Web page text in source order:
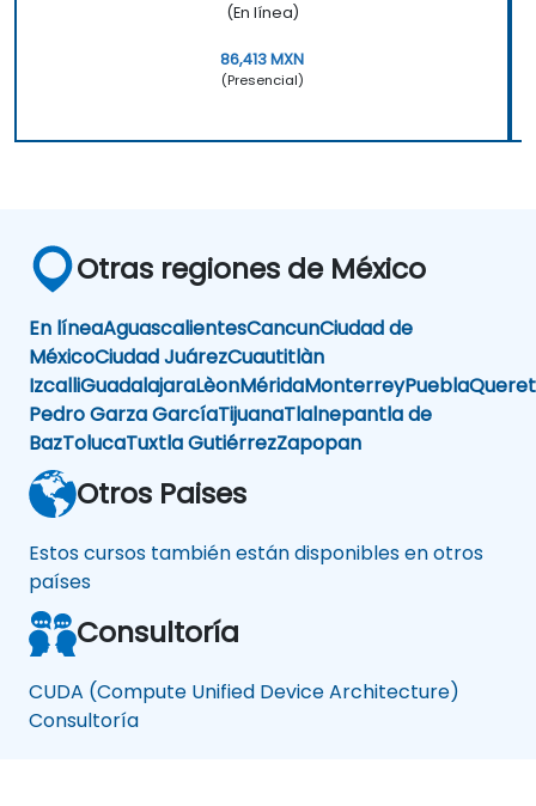
(En línea)
86,413 MXN
(Presencial)
Otras regiones de México
En líneaAguascalientesCancunCiudad de
MéxicoCiudad JuárezCuautitlàn
IzcalliGuadalajaraLèonMéridaMonterreyPuebla
Pedro Garza GarcíaTijuanaTlalnepantla de
BazTolucaTuxtla GutiérrezZapopan
Otros Paises
Estos cursos también están disponibles en otros
países
Consultoría
CUDA (Compute Unified Device Architecture)
Consultoría